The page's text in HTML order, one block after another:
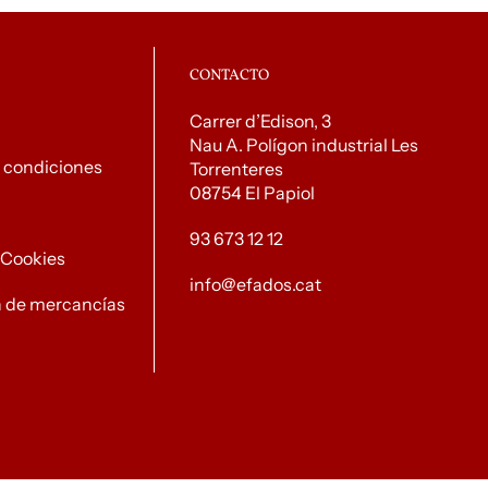
condiciones
de mercancías
CONTACTO
Carrer d’Edison, 3
Nau A. Polígon industrial Les
Torrenteres
08754 El Papiol
93 673 12 12
info@efados.cat